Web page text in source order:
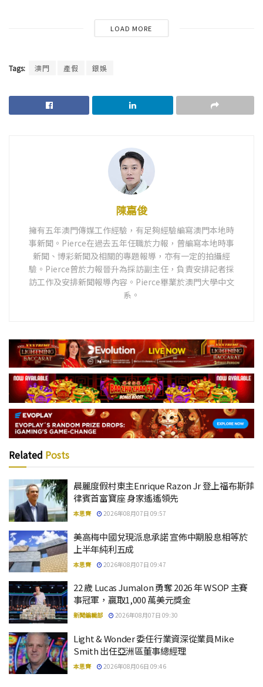
LOAD MORE
Tags: 澳門 產假 銀娛
陳嘉俊
擁有五年澳門傳媒工作經驗，有足夠經驗編寫澳門本地時
事新聞。Pierce在過去五年任職於力報，曾編寫本地時事
新聞、博彩新聞及相關的專題報導，亦有一定的拍攝經
驗。Pierce曾於力報晉升為採訪副主任，負責安排記者採
訪工作及安排新聞報導內容。Pierce畢業於澳門大學中文
系。
Related Posts
晨麗度假村東主Enrique Razon Jr 登上福布斯菲
律賓首富寶座 身家遙遙領先
本思齊 2026年08月07日 09:57
美高梅中國兌現派息承諾 宣佈中期股息相等於
上半年純利五成
本思齊 2026年08月07日 09:47
22 歲 Lucas Jumalon 勇奪 2026 年 WSOP 主賽
事冠軍，贏取1,000 萬美元獎金
新聞編輯部 2026年08月07日 09:30
Light & Wonder 委任行業資深從業員Mike
Smith 出任亞洲區董事總經理
本思齊 2026年08月06日 09:46